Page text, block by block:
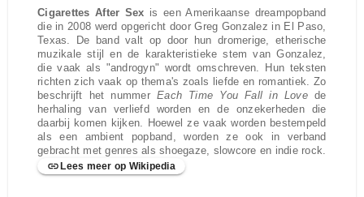
Cigarettes After Sex is een Amerikaanse dreampopband
die in 2008 werd opgericht door Greg Gonzalez in El Paso,
Texas. De band valt op door hun dromerige, etherische
muzikale stijl en de karakteristieke stem van Gonzalez,
die vaak als "androgyn" wordt omschreven. Hun teksten
richten zich vaak op thema's zoals liefde en romantiek. Zo
beschrijft het nummerEach Time You Fall in Lovede
herhaling van verliefd worden en de onzekerheden die
daarbij komen kijken. Hoewel ze vaak worden bestempeld
als een ambient popband, worden ze ook in verband
gebracht met genres als shoegaze, slowcore en indie rock.
Lees meer op Wikipedia